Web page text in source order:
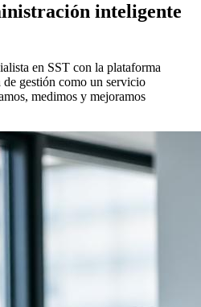
inteligente
en SST con la plataforma
gestión como un servicio
medimos y mejoramos